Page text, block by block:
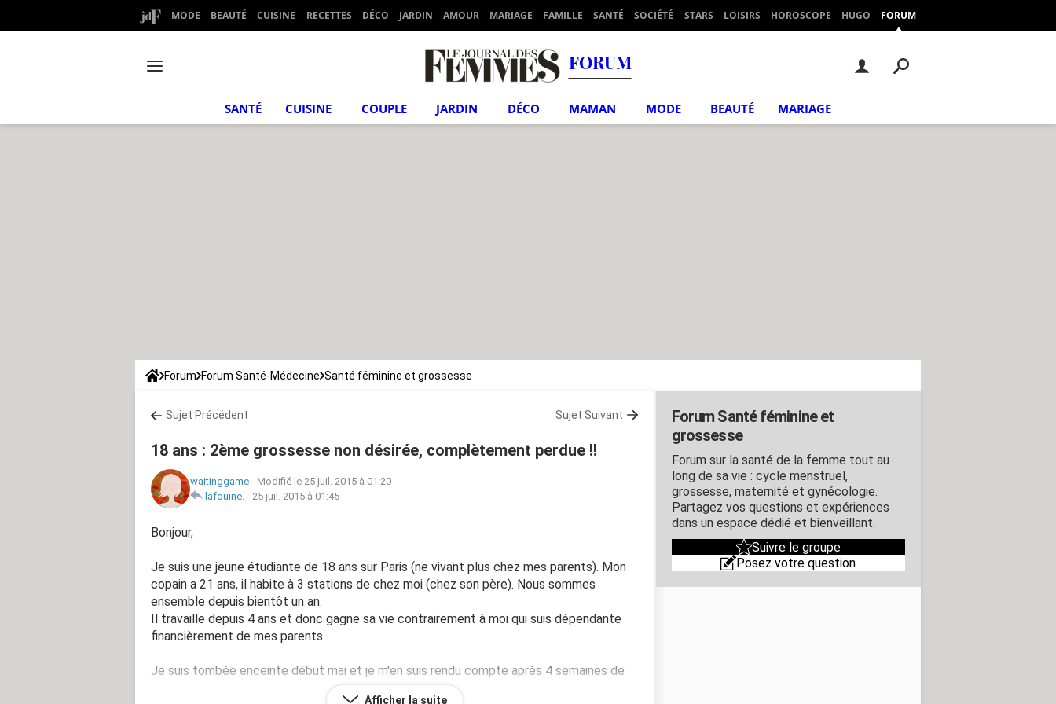
MODE BEAUTÉ CUISINE RECETTES DÉCO JARDIN AMOUR MARIAGE FAMILLE SANTÉ SOCIÉTÉ STARS LOISIRS HOROSCOPE HUGO FORUM
FORUM
SANTÉ CUISINE COUPLE JARDIN DÉCO MAMAN MODE BEAUTÉ MARIAGE
Forum Forum Santé-Médecine Santé féminine et grossesse
Sujet Précédent Sujet Suivant
18 ans : 2ème grossesse non désirée, complètement perdue !!
waitinggame - Modifié le 25 juil. 2015 à 01:20
lafouine. - 25 juil. 2015 à 01:45
Bonjour,
Je suis une jeune étudiante de 18 ans sur Paris (ne vivant plus chez mes parents). Mon
copain a 21 ans, il habite à 3 stations de chez moi (chez son père). Nous sommes
ensemble depuis bientôt un an.
Il travaille depuis 4 ans et donc gagne sa vie contrairement à moi qui suis dépendante
financièrement de mes parents.
Je suis tombée enceinte début mai et je m'en suis rendu compte après 4 semaines de
Afficher la suite
Forum Santé féminine et
grossesse
Forum sur la santé de la femme tout au
long de sa vie : cycle menstruel,
grossesse, maternité et gynécologie.
Partagez vos questions et expériences
dans un espace dédié et bienveillant.
Suivre le groupe
Posez votre question